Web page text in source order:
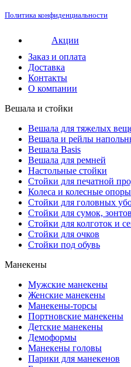
Политика конфиденциальности
Акции
Заказ и оплата
Доставка
Контакты
О компании
Вешала и стойки
Вешала для тяжелых
Вешала и рейлы
Вешала Basis
Вешала для ремней
Настольные стойки
Стойки для печатной
Колеса и колесные опоры
Стойки для головных
Стойки для сумок,
Стойки для колготок и
Стойки для очков
Стойки под обувь
Манекены
Мужские манекены
Женские манекены
Манекены-торсы
Портновские манекены
Детские манекены
Демоформы
Манекены головы
Парики для манекенов